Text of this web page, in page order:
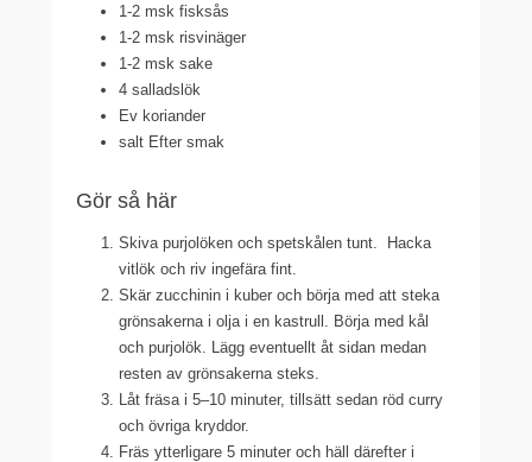
1-2 msk fisksås
1-2 msk risvinäger
1-2 msk sake
4 salladslök
Ev koriander
salt Efter smak
Gör så här
Skiva purjolöken och spetskålen tunt. Hacka
vitlök och riv ingefära fint.
Skär zucchinin i kuber och börja med att steka
grönsakerna i olja i en kastrull. Börja med kål
och purjolök. Lägg eventuellt åt sidan medan
resten av grönsakerna steks.
Låt fräsa i 5–10 minuter, tillsätt sedan röd curry
och övriga kryddor.
Fräs ytterligare 5 minuter och häll därefter i